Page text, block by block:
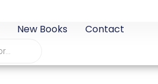
New Books Contact